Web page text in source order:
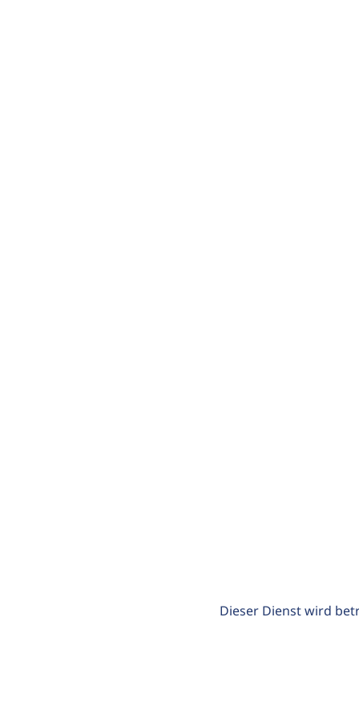
Dieser Dienst wird